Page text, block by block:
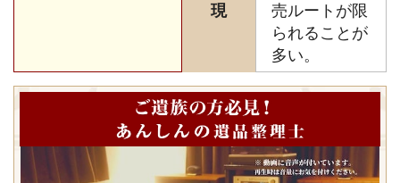
現
売ルートが限
られることが
多い。